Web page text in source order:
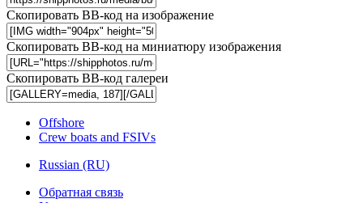
Скопировать BB-код на изображение
Скопировать BB-код на миниатюру изображения
Скопировать BB-код галереи
Offshore
Crew boats and FSIVs
Russian (RU)
Обратная связь